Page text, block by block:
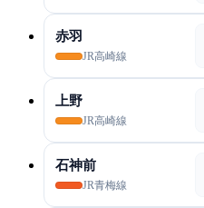
赤羽
JR高崎線
上野
JR高崎線
石神前
JR青梅線